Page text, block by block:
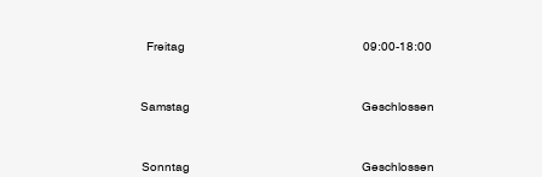
Freitag 09:00-18:00
Samstag Geschlossen
Sonntag Geschlossen